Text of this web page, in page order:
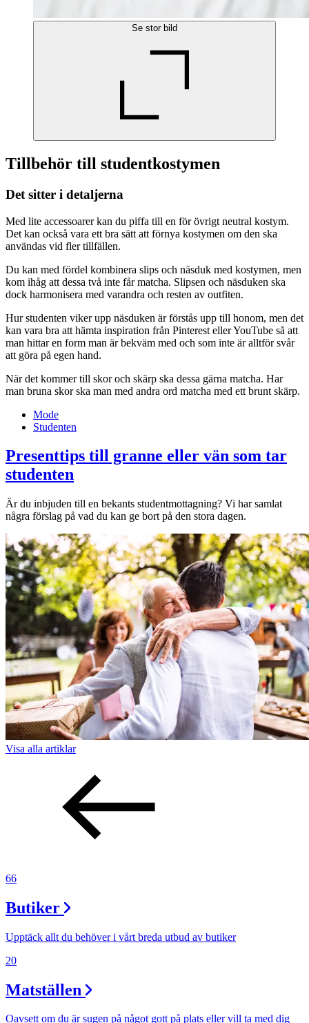
Se stor bild
Tillbehör till studentkostymen
Det sitter i detaljerna
Med lite accessoarer kan du piffa till en för övrigt neutral kostym.
Det kan också vara ett bra sätt att förnya kostymen om den ska
användas vid fler tillfällen.
Du kan med fördel kombinera slips och näsduk med kostymen, men
kom ihåg att dessa två inte får matcha. Slipsen och näsduken ska
dock harmonisera med varandra och resten av outfiten.
Hur studenten viker upp näsduken är förstås upp till honom, men det
kan vara bra att hämta inspiration från Pinterest eller YouTube så att
man hittar en form man är bekväm med och som inte är alltför svår
att göra på egen hand.
När det kommer till skor och skärp ska dessa gärna matcha. Har
man bruna skor ska man med andra ord matcha med ett brunt skärp.
Mode
Studenten
Presenttips till granne eller vän som tar
studenten
Är du inbjuden till en bekants studentmottagning? Vi har samlat
några förslag på vad du kan ge bort på den stora dagen.
Visa alla artiklar
66
Butiker
Upptäck allt du behöver i vårt breda utbud av butiker
20
Matställen
Oavsett om du är sugen på något gott på plats eller vill ta med dig